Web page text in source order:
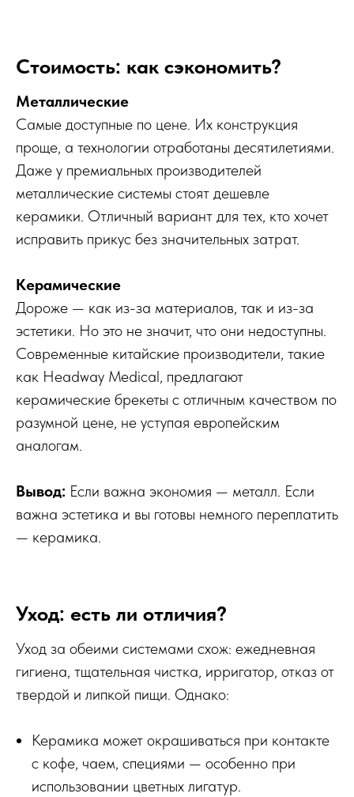
Стоимость: как сэкономить?
Металлические
Самые доступные по цене. Их конструкция
проще, а технологии отработаны десятилетиями.
Даже у премиальных производителей
металлические системы стоят дешевле
керамики. Отличный вариант для тех, кто хочет
исправить прикус без значительных затрат.
Керамические
Дороже — как из-за материалов, так и из-за
эстетики. Но это не значит, что они недоступны.
Современные китайские производители, такие
как Headway Medical, предлагают
керамические брекеты с отличным качеством по
разумной цене, не уступая европейским
аналогам.
Вывод: Если важна экономия — металл. Если
важна эстетика и вы готовы немного переплатить
— керамика.
Уход: есть ли отличия?
Уход за обеими системами схож: ежедневная
гигиена, тщательная чистка, ирригатор, отказ от
твердой и липкой пищи. Однако:
Керамика может окрашиваться при контакте
с кофе, чаем, специями — особенно при
использовании цветных лигатур.